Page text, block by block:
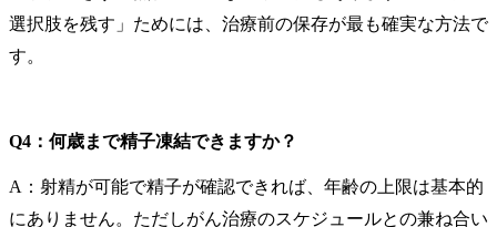
選択肢を残す」ためには、治療前の保存が最も確実な方法で
す。
Q4：何歳まで精子凍結できますか？
A：射精が可能で精子が確認できれば、年齢の上限は基本的
にありません。ただしがん治療のスケジュールとの兼ね合い